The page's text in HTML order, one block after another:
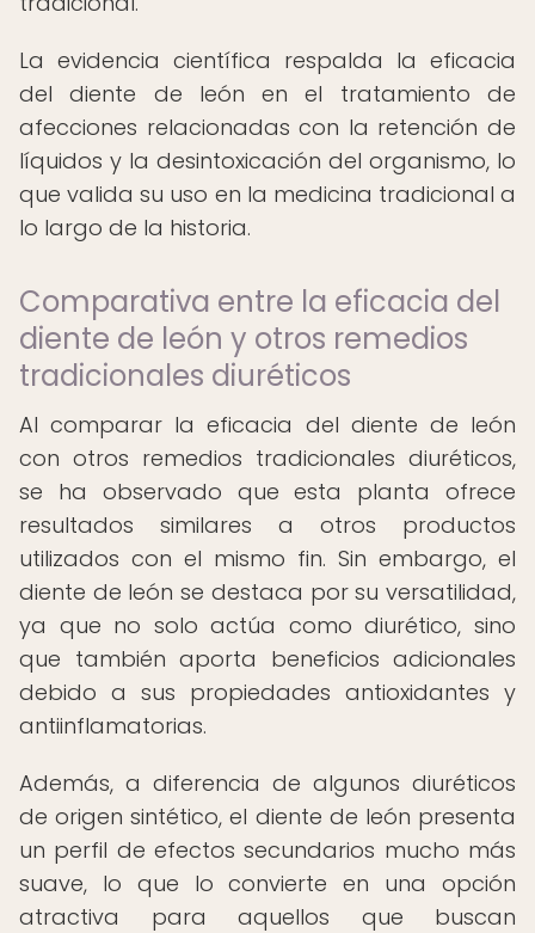
La evidencia científica respalda la eficacia
del diente de león en el tratamiento de
afecciones relacionadas con la retención de
líquidos y la desintoxicación del organismo, lo
que valida su uso en la medicina tradicional a
lo largo de la historia.
Comparativa entre la eficacia del
diente de león y otros remedios
tradicionales diuréticos
Al comparar la eficacia del diente de león
con otros remedios tradicionales diuréticos,
se ha observado que esta planta ofrece
resultados similares a otros productos
utilizados con el mismo fin. Sin embargo, el
diente de león se destaca por su versatilidad,
ya que no solo actúa como diurético, sino
que también aporta beneficios adicionales
debido a sus propiedades antioxidantes y
antiinflamatorias.
Además, a diferencia de algunos diuréticos
de origen sintético, el diente de león presenta
un perfil de efectos secundarios mucho más
suave, lo que lo convierte en una opción
atractiva para aquellos que buscan